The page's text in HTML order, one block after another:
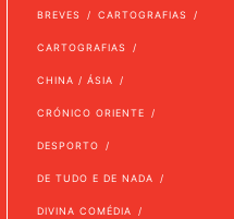
BREVES CARTOGRAFIAS
CARTOGRAFIAS
CHINA / ÁSIA
CRÓNICO ORIENTE
DESPORTO
DE TUDO E DE NADA
DIVINA COMÉDIA